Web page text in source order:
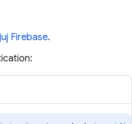
Firebase.
: